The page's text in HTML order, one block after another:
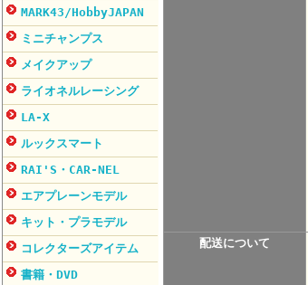
MARK43/HobbyJAPAN
ミニチャンプス
メイクアップ
ライオネルレーシング
LA-X
ルックスマート
RAI'S・CAR-NEL
エアプレーンモデル
キット・プラモデル
コレクターズアイテム
書籍・DVD
配送について